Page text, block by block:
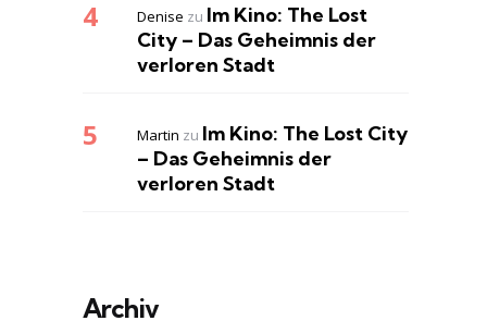
Denise zu Im Kino: The Lost
City – Das Geheimnis der
verloren Stadt
Martin zu Im Kino: The Lost City
– Das Geheimnis der
verloren Stadt
Archiv